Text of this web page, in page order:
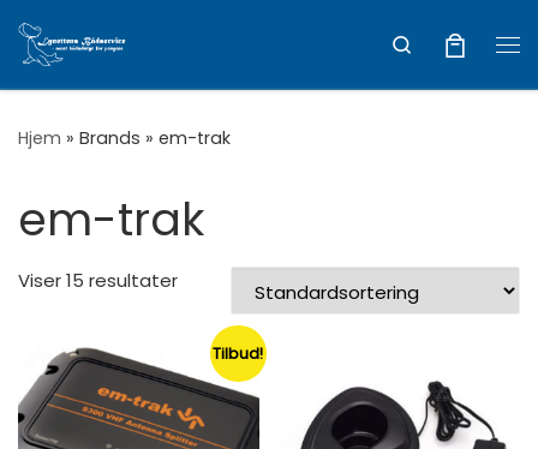
Vis hele indholdet
Search
Hjem » Brands » em-trak
em-trak
Viser 15 resultater
Tilbud!